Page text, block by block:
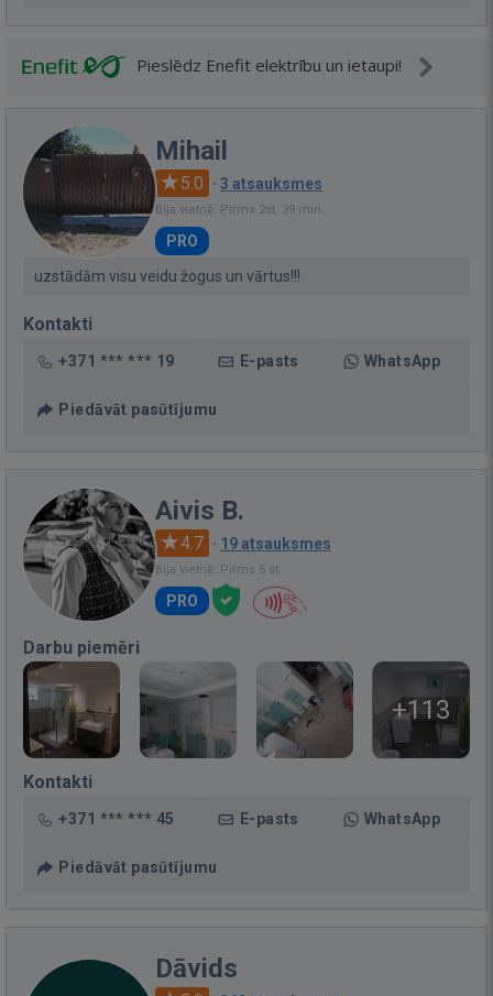
Pieslēdz Enefit elektrību un ietaupi!
Mihail
5.0 · 3 atsauksmes
Bija vietnē: Pirms 2st. 39 min.
PRO
uzstādām visu veidu žogus un vārtus!!!
Kontakti
+371 *** *** 19 E-pasts WhatsApp
Piedāvāt pasūtījumu
Aivis B.
4.7 · 19 atsauksmes
Bija vietnē: Pirms 5 st.
PRO
Darbu piemēri
+113
Kontakti
+371 *** *** 45 E-pasts WhatsApp
Piedāvāt pasūtījumu
Dāvids